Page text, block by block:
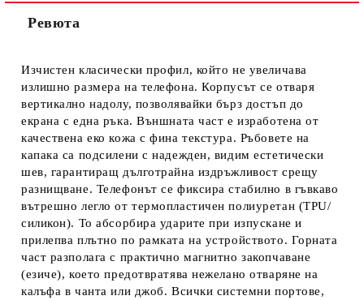
Ревюта
Изчистен класически профил, който не увеличава
излишно размера на телефона. Корпусът се отваря
вертикално надолу, позволявайки бърз достъп до
екрана с една ръка. Външната част е изработена от
качествена еко кожа с фина текстура. Ръбовете на
капака са подсилени с надежден, видим естетически
шев, гарантиращ дълготрайна издръжливост срещу
разнищване. Телефонът се фиксира стабилно в гъвкаво
вътрешно легло от термопластичен полиуретан (TPU/
силикон). То абсорбира ударите при изпускане и
прилепва плътно по рамката на устройството. Горната
част разполага с практично магнитно закопчаване
(езиче), което предотвратява нежелано отваряне на
калъфа в чанта или джоб. Всички системни портове,